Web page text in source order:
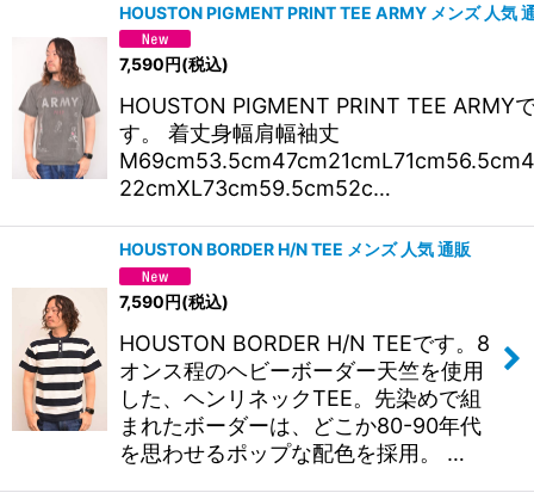
HOUSTON PIGMENT PRINT TEE ARMY メンズ 人気
7,590円(税込)
HOUSTON PIGMENT PRINT TEE ARMY
す。 着丈身幅肩幅袖丈
22cmXL73cm59.5cm52c…
HOUSTON BORDER H/N TEE メンズ 人気 通販
7,590円(税込)
HOUSTON BORDER H/N TEEです。8
オンス程のヘビーボーダー天竺を使用
した、ヘンリネックTEE。先染めで組
まれたボーダーは、どこか80-90年代
を思わせるポップな配色を採用。 …